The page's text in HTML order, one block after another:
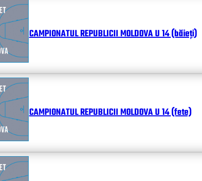
CAMPIONATUL REPUBLICII MOLDOVA U 14 (băieți)
CAMPIONATUL REPUBLICII MOLDOVA U 14 (fete)